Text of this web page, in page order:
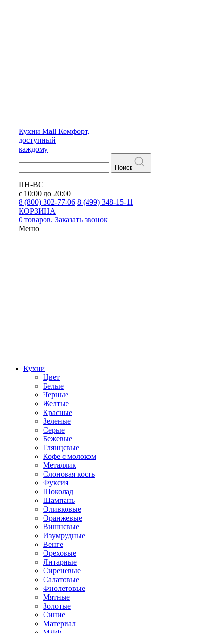
Кухни Mall Комфорт,
доступный
каждому
Поиск
ПН-ВС
с 10:00 до 20:00
8 (800) 302-77-06 8 (499) 348-15-11
КОРЗИНА
0 товаров. Заказать звонок
Меню
Кухни
Цвет
Белые
Черные
Желтые
Красные
Зеленые
Серые
Бежевые
Глянцевые
Кофе с молоком
Металлик
Слоновая кость
Фуксия
Шоколад
Шампань
Оливковые
Оранжевые
Вишневые
Изумрудные
Венге
Ореховые
Янтарные
Сиреневые
Салатовые
Фиолетовые
Мятные
Золотые
Синие
Материал